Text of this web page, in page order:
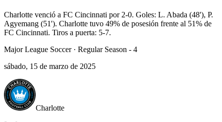
Charlotte venció a FC Cincinnati por 2-0. Goles: L. Abada (48'), P.
Agyemang (51'). Charlotte tuvo 49% de posesión frente al 51% de
FC Cincinnati. Tiros a puerta: 5-7.
Major League Soccer· Regular Season - 4
sábado, 15 de marzo de 2025
Charlotte